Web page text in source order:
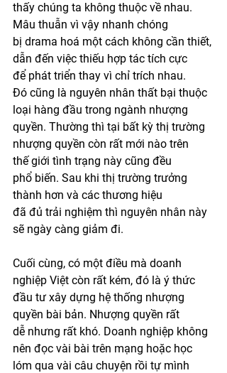
thấy chúng ta không thuộc về nhau.
Mâu thuẫn vì vậy nhanh chóng
bị drama hoá một cách không cần thiết,
dẫn đến việc thiếu hợp tác tích cực
để phát triển thay vì chỉ trích nhau.
Đó cũng là nguyên nhân thất bại thuộc
loại hàng đầu trong ngành nhượng
quyền. Thường thì tại bất kỳ thị trường
nhượng quyền còn rất mới nào trên
thế giới tình trạng này cũng đều
phổ biến. Sau khi thị trường trưởng
thành hơn và các thương hiệu
đã đủ trải nghiệm thì nguyên nhân này
sẽ ngày càng giảm đi.
Cuối cùng, có một điều mà doanh
nghiệp Việt còn rất kém, đó là ý thức
đầu tư xây dựng hệ thống nhượng
quyền bài bản. Nhượng quyền rất
dễ nhưng rất khó. Doanh nghiệp không
nên đọc vài bài trên mạng hoặc học
lóm qua vài câu chuyện rồi tự mình